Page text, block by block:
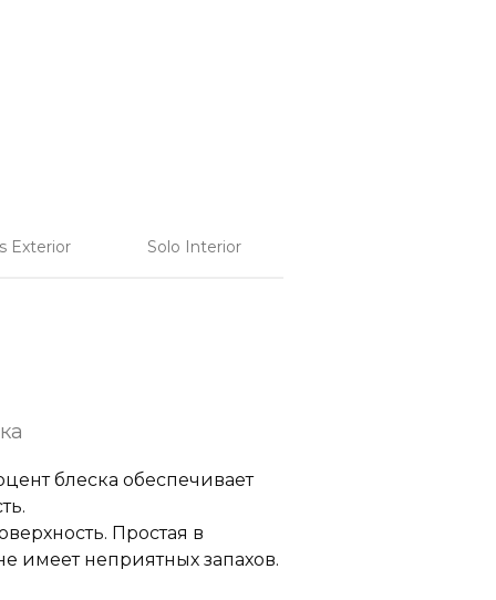
Exterior Solo Interior
блеска обеспечивает
Простая в
имеет неприятных запахов.